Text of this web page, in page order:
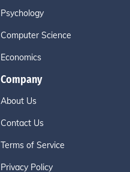
Psychology
Computer Science
Economics
Company
About Us
Contact Us
Terms of Service
Privacy Policy